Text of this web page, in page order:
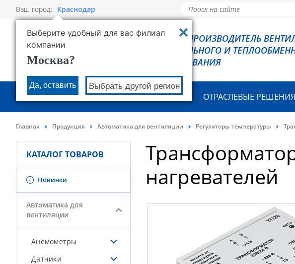
Ваш город: Краснодар
Выберите удобный для вас филиал
компании
Москва?
Да, оставить Выбрать другой регион
РОВЕН - ПРОИЗВОДИТЕЛЬ
ХОЛОДИЛЬНОГО И
ОБОРУДОВАНИЯ
О КОМПАНИИ ПРОДУКЦИЯ ОТРАСЛЕВЫЕ РЕШЕНИЯ
Главная Продукция Автоматика для вентиляции Регуляторы температуры
КАТАЛОГ ТОВАРОВ
Новинки
Автоматика для
вентиляции
Анемометры
Датчики
нагревателей